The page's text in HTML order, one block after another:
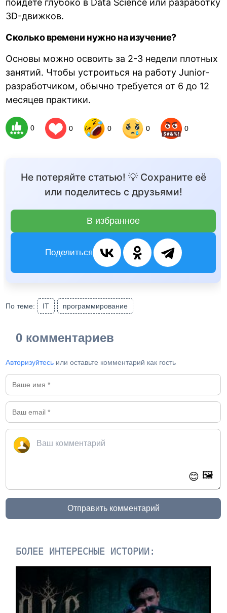
пойдете глубоко в Data Science или разработку
3D-движков.
Сколько времени нужно на изучение?
Основы можно освоить за 2-3 недели плотных
занятий. Чтобы устроиться на работу Junior-
разработчиком, обычно требуется от 6 до 12
месяцев практики.
0 0 0 0 0
Не потеряйте статью! 💡 Сохраните её
или поделитесь с друзьями!
В избранное
Поделиться
По теме: IT программирование
0 комментариев
Авторизуйтесь или оставьте комментарий как гость
😊 🖼️
Отправить комментарий
БОЛЕЕ ИНТЕРЕСНЫЕ ИСТОРИИ: